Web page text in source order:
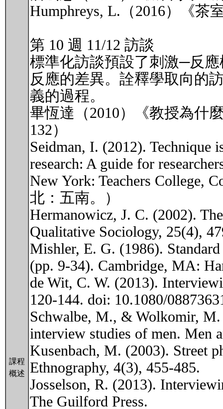
課程
概述
Humphreys, L.（2016）《茶
第 10 週 11/12 訪談
標準化訪談預設了刺激─反
反應的差異。詮釋學取向的
義的過程。
畢恆達（2010）《教授為什
132）
Seidman, I. (2012). Technique
research: A guide for
New York: Teachers College,
北：五南。）
Hermanowicz, J. C. (2002).
Qualitative Sociology, 25(4),
Mishler, E. G. (1986).
(pp. 9-34). Cambridge, MA:
de Wit, C. W. (2013).
120-144. doi: 10.1080/
Schwalbe, M., & Wolkomir, M.
interview studies of men. Men
Kusenbach, M. (2003). Street
Ethnography, 4(3), 455-485.
Josselson, R. (2013).
The Guilford Press.